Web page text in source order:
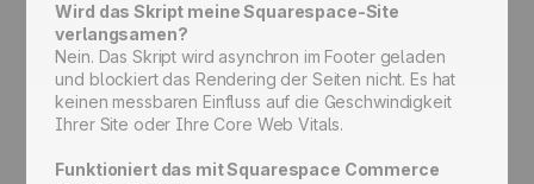
Wird das Skript meine Squarespace-Site
verlangsamen?
Nein. Das Skript wird asynchron im Footer geladen
und blockiert das Rendering der Seiten nicht. Es hat
keinen messbaren Einfluss auf die Geschwindigkeit
Ihrer Site oder Ihre Core Web Vitals.
Funktioniert das mit Squarespace Commerce